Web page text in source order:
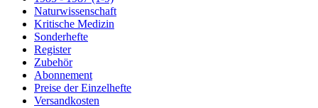
Naturwissenschaft
Kritische Medizin
Sonderhefte
Register
Zubehör
Abonnement
Preise der Einzelhefte
Versandkosten